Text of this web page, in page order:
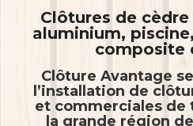
Clôtures de
aluminium,
composite
Clôture Avantage
l’installation de
et commerciales de
la grande région